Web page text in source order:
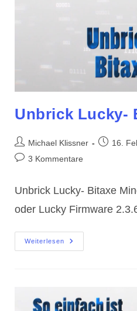
Unbrick Lucky-
Beitrags-
Autor:
Michael Klissner
Beitrag
16.
Beitrags-
3 Kommentare
Unbrick Lucky- Bitaxe
oder Lucky Firmware
Weiterlesen
Unbrick
Lucky-